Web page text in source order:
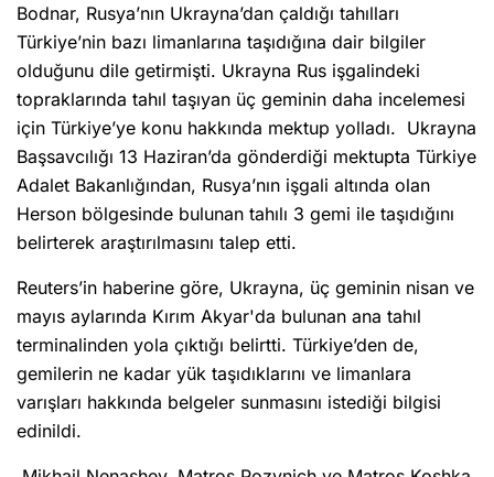
Bodnar, Rusya’nın Ukrayna’dan çaldığı tahılları
Türkiye’nin bazı limanlarına taşıdığına dair bilgiler
olduğunu dile getirmişti. Ukrayna Rus işgalindeki
topraklarında tahıl taşıyan üç geminin daha incelemesi
için Türkiye’ye konu hakkında mektup yolladı. Ukrayna
Başsavcılığı 13 Haziran’da gönderdiği mektupta Türkiye
Adalet Bakanlığından, Rusya’nın işgali altında olan
Herson bölgesinde bulunan tahılı 3 gemi ile taşıdığını
belirterek araştırılmasını talep etti.
Reuters’in haberine göre, Ukrayna, üç geminin nisan ve
mayıs aylarında Kırım Akyar'da bulunan ana tahıl
terminalinden yola çıktığı belirtti. Türkiye’den de,
gemilerin ne kadar yük taşıdıklarını ve limanlara
varışları hakkında belgeler sunmasını istediği bilgisi
edinildi.